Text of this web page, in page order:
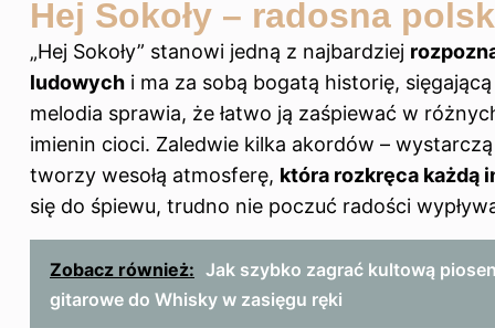
Hej Sokoły – radosna
„Hej Sokoły” stanowi jedną z najbardziej
ludowych i ma za sobą bogatą historię,
melodia sprawia, że łatwo ją zaśpiewać w
imienin cioci. Zaledwie kilka akordów –
tworzy wesołą atmosferę, która rozkręca każdą
się do śpiewu, trudno nie poczuć radości
Zobacz również: Jak szybko zagrać kultową
gitarowe do Whisky w zasięgu ręki